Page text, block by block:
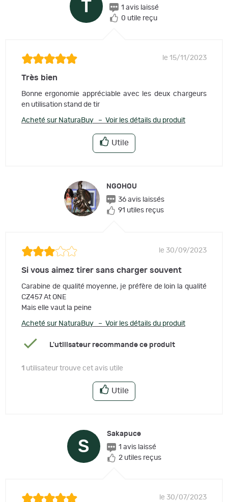
T
1 avis laissé
0 utile reçu
le 15/11/2023
Très bien
Bonne ergonomie appréciable avec les deux chargeurs
en utilisation stand de tir
Acheté sur NaturaBuy – Voir les détails du produit
Utile
NGOHOU
36 avis laissés
91 utiles reçus
le 30/09/2023
Si vous aimez tirer sans charger souvent
Carabine de qualité moyenne, je préfère de loin la qualité
CZ457 At ONE
Mais elle vaut la peine
Acheté sur NaturaBuy – Voir les détails du produit
L'utilisateur recommande ce produit
1 utilisateur trouve cet avis utile
Utile
S
Sakapuce
1 avis laissé
2 utiles reçus
le 30/07/2023